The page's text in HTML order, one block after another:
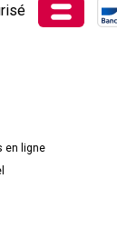
en ligne